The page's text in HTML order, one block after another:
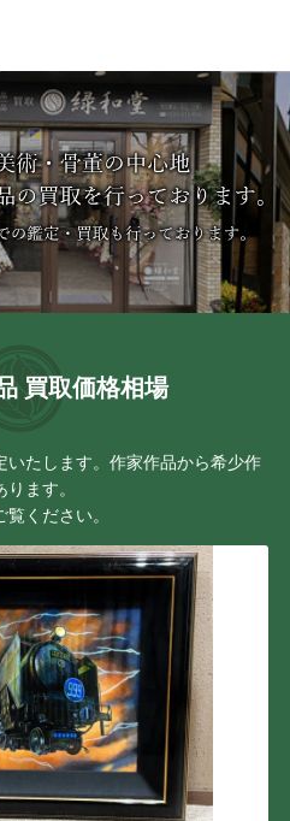
買取価格相場
たします。作家作品から希少作
ます。
ください。